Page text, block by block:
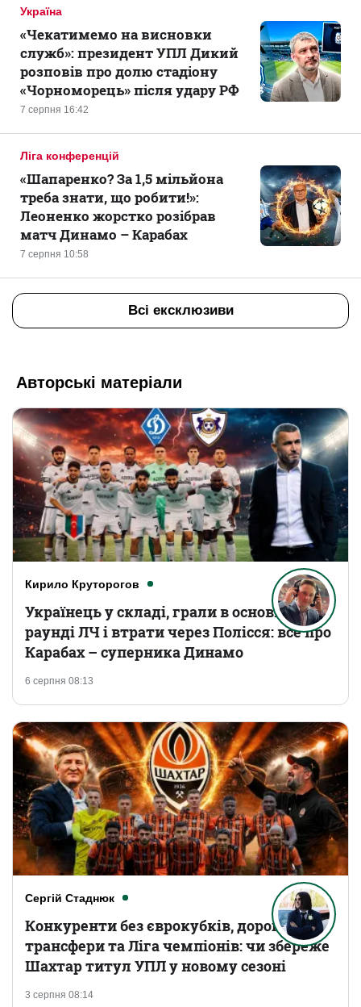
Україна
7 серпня 16:42
«Чекатимемо на висновки
служб»: президент УПЛ Дикий
розповів про долю стадіону
«Чорноморець» після удару РФ
Ліга конференцій
7 серпня 10:58
«Шапаренко? За 1,5 мільйона
треба знати, що робити!»:
Леоненко жорстко розібрав
матч Динамо – Карабах
Всі ексклюзиви
Авторські матеріали
Кирило Круторогов
6 серпня 08:13
Українець у складі, грали в основному
раунді ЛЧ і втрати через Полісся: все про
Карабах – суперника Динамо
Сергій Стаднюк
3 серпня 08:14
Конкуренти без єврокубків, дорогі
трансфери та Ліга чемпіонів: чи збереже
Шахтар титул УПЛ у новому сезоні